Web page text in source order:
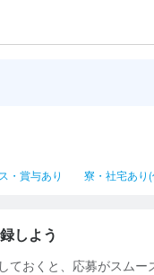
・賞与あり 寮・社宅あり
しよう
ておくと、応募がスムー